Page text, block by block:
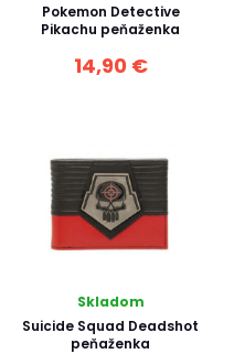
Pokemon Detective
Pikachu peňaženka
14,90 €
Skladom
Suicide Squad Deadshot
peňaženka